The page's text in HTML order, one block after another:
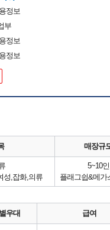
정보
부
정보
정보
매장규
성,잡화,의류
5~10인
플래그쉽&메가
우대 급여